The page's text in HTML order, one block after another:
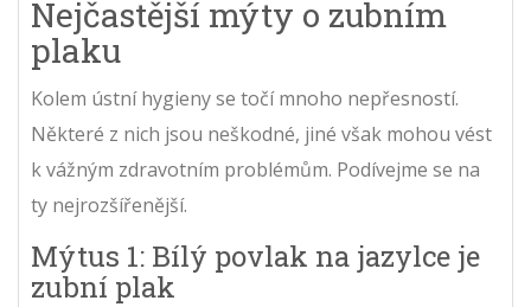
Nejčastější mýty o zubním
plaku
Kolem ústní hygieny se točí mnoho nepřesností.
Některé z nich jsou neškodné, jiné však mohou vést
k vážným zdravotním problémům. Podívejme se na
ty nejrozšířenější.
Mýtus 1: Bílý povlak na jazylce je
zubní plak